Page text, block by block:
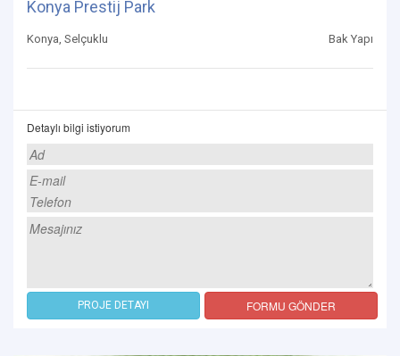
Konya Prestij Park
Konya, Selçuklu Bak Yapı
Detaylı bilgi istiyorum
PROJE DETAYI FORMU GÖNDER